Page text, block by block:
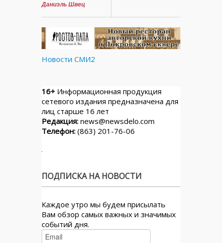
Даниэль Швец
Новости СМИ2
16+ Информационная продукция
сетевого издания предназначена для
лиц старше 16 лет
Редакция: news@newsdelo.com
Телефон: (863) 201-76-06
ПОДПИСКА НА НОВОСТИ
Каждое утро мы будем присылать
Вам обзор самых важных и значимых
событий дня.